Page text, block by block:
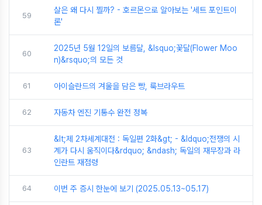
59
살은 왜 다시 찔까? - 호르몬으로 알아보는 '세트 포인트이
론'
60
2025년 5월 12일의 보름달, &lsquo;꽃달(Flower Moo
n)&rsquo;의 모든 것
61 아이슬란드의 겨울을 담은 빵, 룩브라우트
62 자동차 엔진 기통수 완전 정복
63
&lt;제 2차세계대전 : 독일편 2화&gt; - &ldquo;전쟁의 시
계가 다시 움직이다&rdquo; &ndash; 독일의 재무장과 라
인란트 재점령
64 이번 주 증시 한눈에 보기 (2025.05.13~05.17)